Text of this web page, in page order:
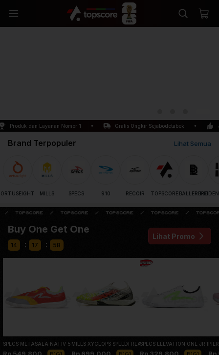
Produk dan Layanan Nomor 1 Gratis Ongkir Sejabodetabek
Lihat Semua
Brand Terpopuler
ORTUSEIGHT MILLS SPECS 910 RECOIR TOPSCORE BALLERBRO
Buy One Get One
14 : 17 : 57
Lihat Promo
SPECS METASALA NATIV 5 HIGH RISK RED FLINT GREY
MILLS XYCLOPS SPEEDFREAK IN SILVER BLACK RGB
SPECS ELEVATION ONE JR IN